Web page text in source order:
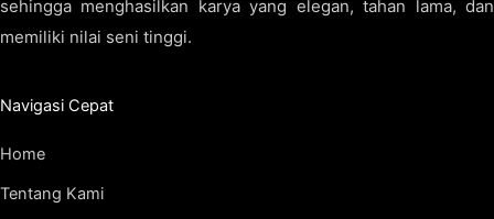
sehingga menghasilkan karya yang elegan, tahan lama, dan
memiliki nilai seni tinggi.
Navigasi Cepat
Home
Tentang Kami